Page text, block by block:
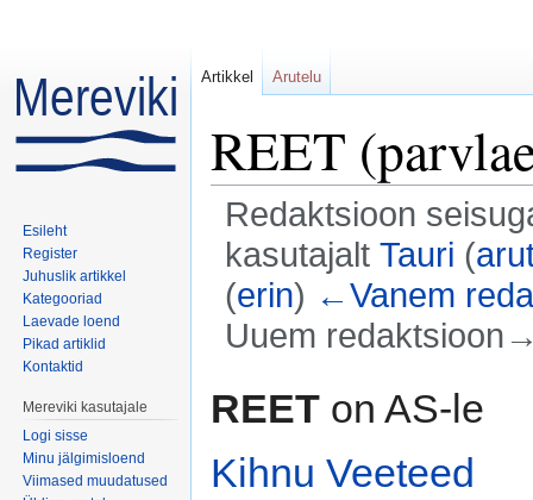
REET
Redaktsioon
kasutajalt Tauri (
(erin) ←Vanem
Uuem
REET on AS-le
Kihnu Veeteed
Artikkel Arutelu
Esileht
Register
Juhuslik artikkel
Kategooriad
Laevade loend
Pikad artiklid
Kontaktid
Mereviki kasutajale
Logi sisse
Minu jälgimisloend
Viimased muudatused